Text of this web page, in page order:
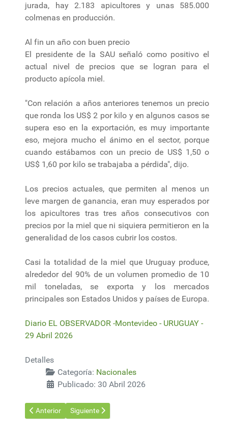
jurada, hay 2.183 apicultores y unas 585.000
colmenas en producción.
Al fin un año con buen precio
El presidente de la SAU señaló como positivo el
actual nivel de precios que se logran para el
producto apícola miel.
"Con relación a años anteriores tenemos un precio
que ronda los US$ 2 por kilo y en algunos casos se
supera eso en la exportación, es muy importante
eso, mejora mucho el ánimo en el sector, porque
cuando estábamos con un precio de US$ 1,50 o
US$ 1,60 por kilo se trabajaba a pérdida", dijo.
Los precios actuales, que permiten al menos un
leve margen de ganancia, eran muy esperados por
los apicultores tras tres años consecutivos con
precios por la miel que ni siquiera permitieron en la
generalidad de los casos cubrir los costos.
Casi la totalidad de la miel que Uruguay produce,
alrededor del 90% de un volumen promedio de 10
mil toneladas, se exporta y los mercados
principales son Estados Unidos y países de Europa.
Diario EL OBSERVADOR -Montevideo - URUGUAY -
29 Abril 2026
Detalles
Categoría: Nacionales
Publicado: 30 Abril 2026
Artículo anterior: Productores de Dolores rechazan aumento
Anterior Artículo siguiente: Banco Mundial prevé una
Siguiente